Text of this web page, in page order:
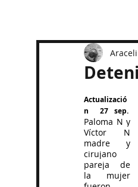
Actualizació
Paloma N y
Víctor N
madre y
cirujano
pareja de
la mujer